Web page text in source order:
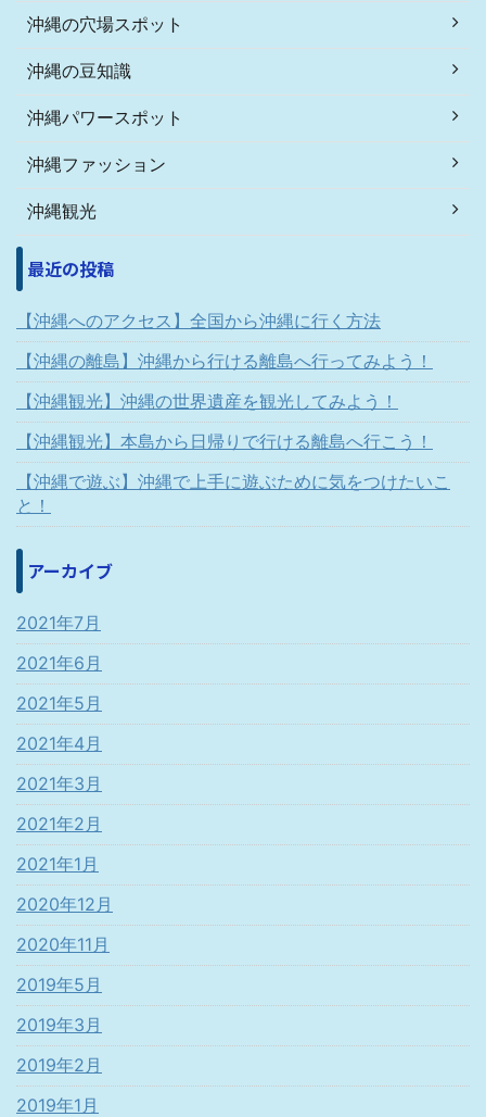
沖縄の穴場スポット
沖縄の豆知識
沖縄パワースポット
沖縄ファッション
沖縄観光
最近の投稿
【沖縄へのアクセス】全国から沖縄に行く方法
【沖縄の離島】沖縄から行ける離島へ行ってみよう！
【沖縄観光】沖縄の世界遺産を観光してみよう！
【沖縄観光】本島から日帰りで行ける離島へ行こう！
【沖縄で遊ぶ】沖縄で上手に遊ぶために気をつけたいこ
と！
アーカイブ
2021年7月
2021年6月
2021年5月
2021年4月
2021年3月
2021年2月
2021年1月
2020年12月
2020年11月
2019年5月
2019年3月
2019年2月
2019年1月